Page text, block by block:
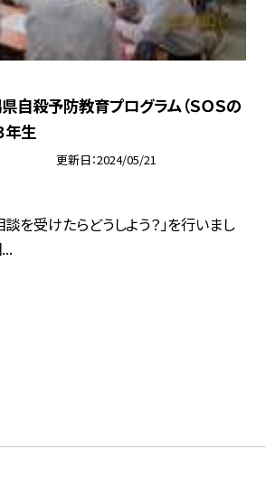
県自殺予防教育プログラム（ＳＯＳの
年生
更新日 2024/05/21
談を受けたらどうしよう？」を行いまし